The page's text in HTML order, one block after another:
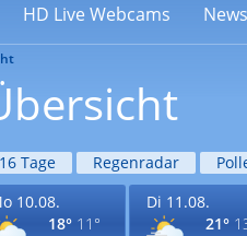
HD Live Webcams
16 Tage Regenradar
10.08.
18° 11°
Di 11.08.
21°